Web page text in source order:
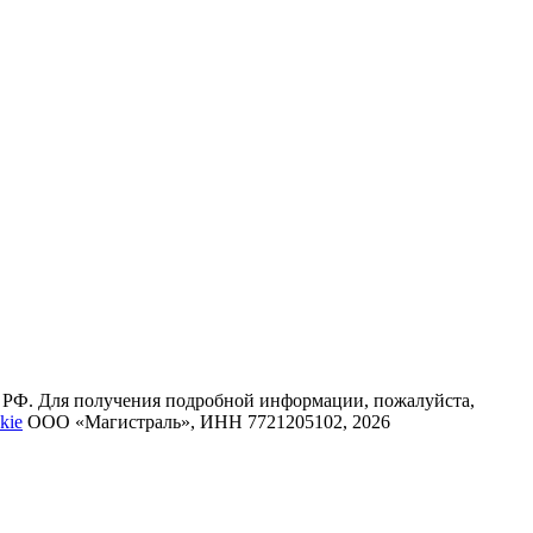
РФ. Для получения подробной информации, пожалуйста,
ООО «Магистраль», ИНН 7721205102, 2026